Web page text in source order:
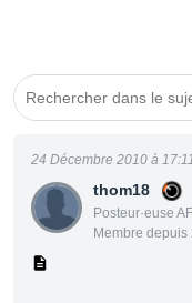
thom18
Posteur·euse
Membre depuis
24 Décembre 2010 à